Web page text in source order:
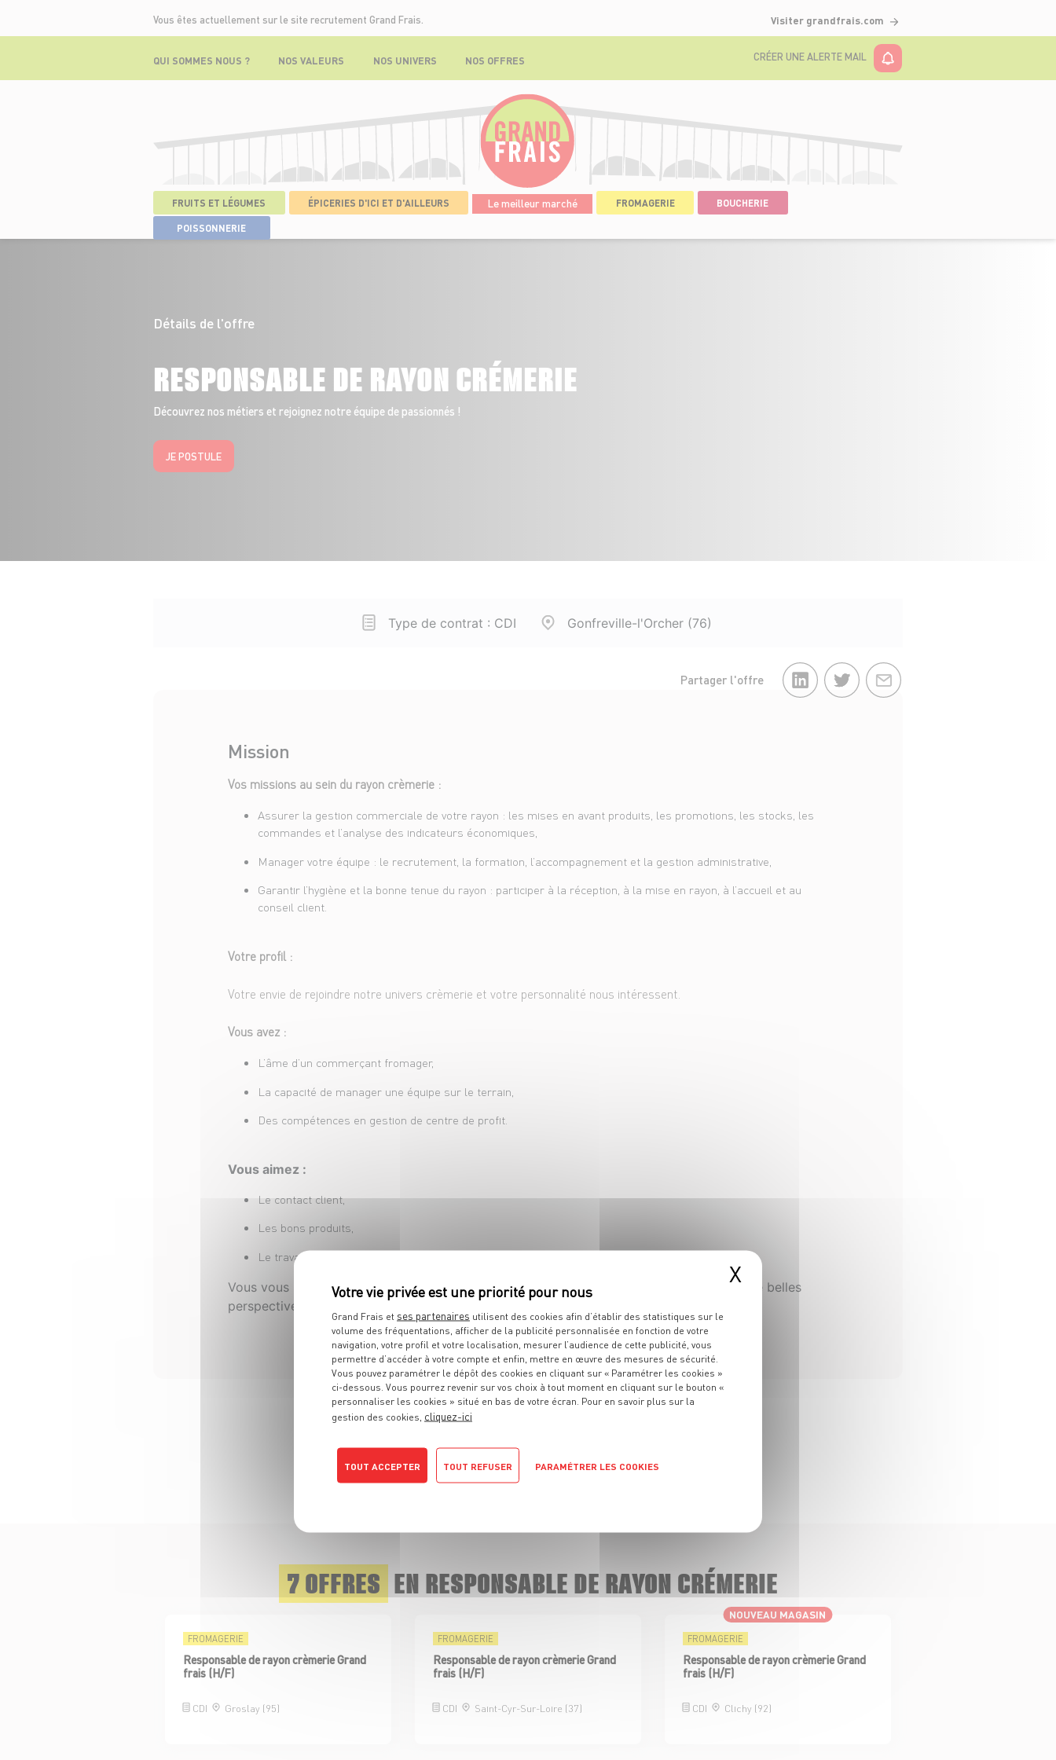
Vous êtes actuellement sur le site recrutement Grand Frais. Visiter grandfrais.com
QUI SOMMES NOUS ? NOS VALEURS NOS UNIVERS NOS OFFRES CRÉER UNE ALERTE MAIL
FRUITS ET LÉGUMES ÉPICERIES D'ICI ET D'AILLEURS Le meilleur marché FROMAGERIE
BOUCHERIE
POISSONNERIE
ACCUEIL > NOS OFFRES
Détails de l'offre
RESPONSABLE DE RAYON CRÉMERIE
Découvrez nos métiers et rejoignez notre équipe de passionnés !
JE POSTULE
Type de contrat : CDI Gonfreville-l'Orcher (76)
Partager l'offre
Mission
Vos missions au sein du rayon crèmerie :
Assurer la gestion commerciale de votre rayon : les mises en avant produits, les promotions, les stocks, les
commandes et l’analyse des indicateurs économiques,
Manager votre équipe : le recrutement, la formation, l’accompagnement et la gestion administrative,
Garantir l’hygiène et la bonne tenue du rayon : participer à la réception, à la mise en rayon, à l’accueil et au
conseil client.
Votre profil :
Votre envie de rejoindre notre univers crèmerie et votre personnalité nous intéressent.
Vous avez :
L’âme d’un commerçant fromager,
La capacité de manager une équipe sur le terrain,
Des compétences en gestion de centre de profit.
Vous aimez :
Le contact client,
Les bons produits,
Le travail en équipe.
Vous vous reconnaissez dans cette offre ? Postulez et rejoignez une entreprise offrant de belles
perspectives d’évolution !
JE POSTULE
7 OFFRES EN RESPONSABLE DE RAYON CRÉMERIE
FROMAGERIE
Responsable de rayon crèmerie Grand
frais (H/F)
CDI Groslay (95)
FROMAGERIE
Responsable de rayon crèmerie Grand
frais (H/F)
CDI Saint-Cyr-Sur-Loire (37)
NOUVEAU MAGASIN
FROMAGERIE
Responsable de rayon crèmerie Grand
frais (H/F)
CDI Clichy (92)
X
Grand Frais et ses partenaires utilisent des cookies afin d’établir des statistiques sur le
volume des fréquentations, afficher de la publicité personnalisée en fonction de votre
navigation, votre profil et votre localisation, mesurer l’audience de cette publicité, vous
permettre d’accéder à votre compte et enfin, mettre en œuvre des mesures de sécurité.
Vous pouvez paramétrer le dépôt des cookies en cliquant sur « Paramétrer les cookies »
ci-dessous. Vous pourrez revenir sur vos choix à tout moment en cliquant sur le bouton «
personnaliser les cookies » situé en bas de votre écran. Pour en savoir plus sur la
gestion des cookies, cliquez-ici
TOUT ACCEPTER TOUT REFUSER PARAMÉTRER LES COOKIES